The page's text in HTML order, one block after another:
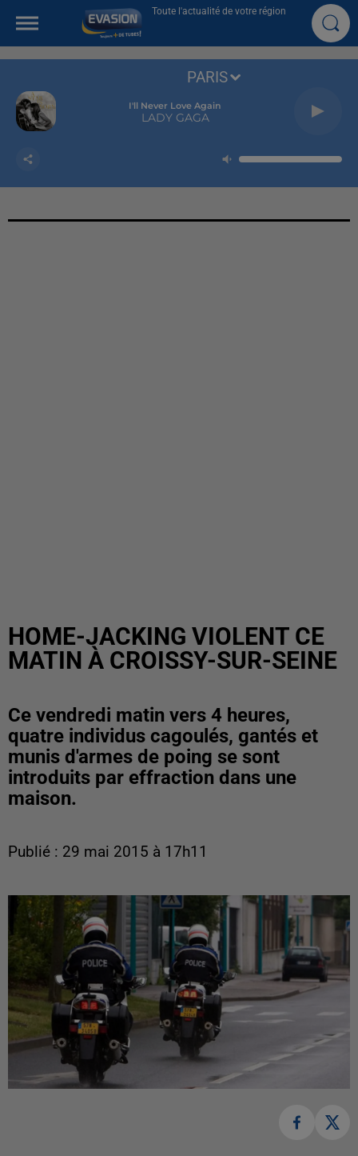
Toute l'actualité de votre région
I'll Never Love Again
LADY GAGA
PARIS
HOME-JACKING VIOLENT CE
MATIN À CROISSY-SUR-SEINE
Ce vendredi matin vers 4 heures,
quatre individus cagoulés, gantés et
munis d'armes de poing se sont
introduits par effraction dans une
maison.
Publié : 29 mai 2015 à 17h11